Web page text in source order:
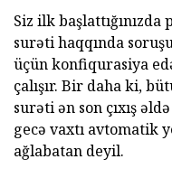
Siz ilk
surəti haqqında
üçün konfiqurasiya
çalışır. Bir daha ki,
surəti ən son çıxış
gecə vaxtı avtomatik
ağlabatan deyil.